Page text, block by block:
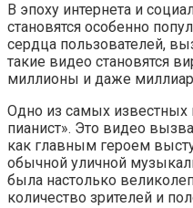
В эпоху интернета и
становятся особенно
сердца пользователей,
такие видео становятся
миллионы и даже
Одно из самых известных
пианист». Это видео
как главным героем
обычной уличной
была настолько
количество зрителей и